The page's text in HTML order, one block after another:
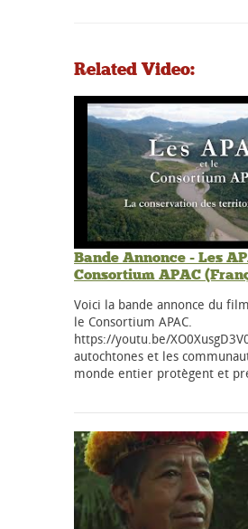
Related Video:
Bande Annonce - Les
Consortium APAC
Voici la bande annonce du
le Consortium APAC.
https://youtu.be/
autochtones et les
monde entier protègent et